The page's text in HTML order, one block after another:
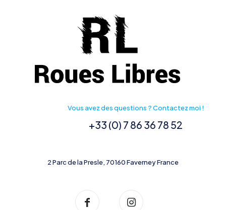
Vous avez des questions ? Contactez moi !
+33 (0) 7 86 36 78 52
2 Parc de la Presle, 70160 Faverney France